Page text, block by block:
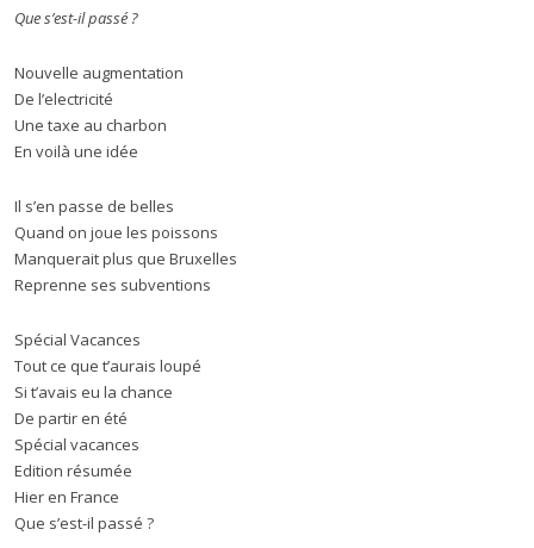
Que s’est-il passé ?
Nouvelle augmentation
De l’electricité
Une taxe au charbon
En voilà une idée
Il s’en passe de belles
Quand on joue les poissons
Manquerait plus que Bruxelles
Reprenne ses subventions
Spécial Vacances
Tout ce que t’aurais loupé
Si t’avais eu la chance
De partir en été
Spécial vacances
Edition résumée
Hier en France
Que s’est-il passé ?